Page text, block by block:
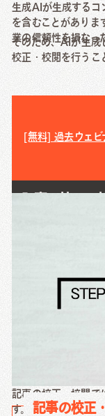
生成AIが生成するコ
を含むことがありま
業の信頼性を損なっ
そのため、AIが生成
校正・校閲を行うこ
[無料] 過去ウェ
記事の校正・校閲で
す。
記事の校正